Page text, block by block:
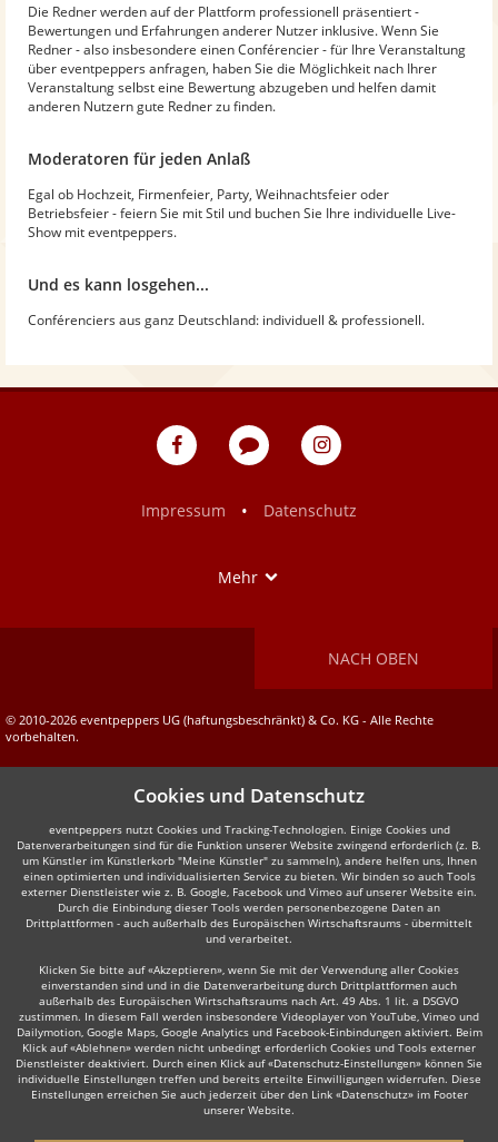
Die Redner werden auf der Plattform professionell präsentiert -
Bewertungen und Erfahrungen anderer Nutzer inklusive. Wenn Sie
Redner - also insbesondere einen Conférencier - für Ihre Veranstaltung
über eventpeppers anfragen, haben Sie die Möglichkeit nach Ihrer
Veranstaltung selbst eine Bewertung abzugeben und helfen damit
anderen Nutzern gute Redner zu finden.
Moderatoren für jeden Anlaß
Egal ob Hochzeit, Firmenfeier, Party, Weihnachtsfeier oder
Betriebsfeier - feiern Sie mit Stil und buchen Sie Ihre individuelle Live-
Show mit eventpeppers.
Und es kann losgehen...
Conférenciers aus ganz Deutschland: individuell & professionell.
eventpeppers
Blog
eventpeppers
Impressum
• Datenschutz
Mehr
NACH OBEN
© 2010-2026 eventpeppers UG (haftungsbeschränkt) & Co. KG - Alle Rechte
vorbehalten.
Cookies und Datenschutz
eventpeppers nutzt Cookies und Tracking-Technologien. Einige Cookies und
Datenverarbeitungen sind für die Funktion unserer Website zwingend erforderlich (z. B.
um Künstler im Künstlerkorb "Meine Künstler" zu sammeln), andere helfen uns, Ihnen
einen optimierten und individualisierten Service zu bieten. Wir binden so auch Tools
externer Dienstleister wie z. B. Google, Facebook und Vimeo auf unserer Website ein.
Durch die Einbindung dieser Tools werden personenbezogene Daten an
Drittplattformen - auch außerhalb des Europäischen Wirtschaftsraums - übermittelt
und verarbeitet.
Klicken Sie bitte auf «Akzeptieren», wenn Sie mit der Verwendung aller Cookies
einverstanden sind und in die Datenverarbeitung durch Drittplattformen auch
außerhalb des Europäischen Wirtschaftsraums nach Art. 49 Abs. 1 lit. a DSGVO
zustimmen. In diesem Fall werden insbesondere Videoplayer von YouTube, Vimeo und
Dailymotion, Google Maps, Google Analytics und Facebook-Einbindungen aktiviert. Beim
Klick auf «Ablehnen» werden nicht unbedingt erforderlich Cookies und Tools externer
Dienstleister deaktiviert. Durch einen Klick auf «Datenschutz-Einstellungen» können Sie
individuelle Einstellungen treffen und bereits erteilte Einwilligungen widerrufen. Diese
Einstellungen erreichen Sie auch jederzeit über den Link «Datenschutz» im Footer
unserer Website.